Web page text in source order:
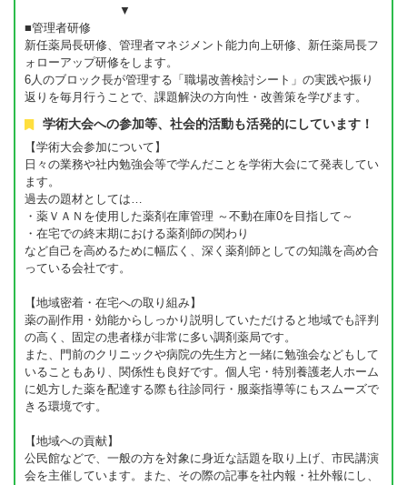
▼
■管理者研修
新任薬局長研修、管理者マネジメント能力向上研修、新任薬局長フ
ォローアップ研修をします。
6人のブロック長が管理する「職場改善検討シート」の実践や振り
返りを毎月行うことで、課題解決の方向性・改善策を学びます。
学術大会への参加等、社会的活動も活発的にしています！
【学術大会参加について】
日々の業務や社内勉強会等で学んだことを学術大会にて発表してい
ます。
過去の題材としては…
・薬ＶＡＮを使用した薬剤在庫管理 ～不動在庫0を目指して～
・在宅での終末期における薬剤師の関わり
など自己を高めるために幅広く、深く薬剤師としての知識を高め合
っている会社です。
【地域密着・在宅への取り組み】
薬の副作用・効能からしっかり説明していただけると地域でも評判
の高く、固定の患者様が非常に多い調剤薬局です。
また、門前のクリニックや病院の先生方と一緒に勉強会などもして
いることもあり、関係性も良好です。個人宅・特別養護老人ホーム
に処方した薬を配達する際も往診同行・服薬指導等にもスムーズで
きる環境です。
【地域への貢献】
公民館などで、一般の方を対象に身近な話題を取り上げ、市民講演
会を主催しています。また、その際の記事を社内報・社外報にし、